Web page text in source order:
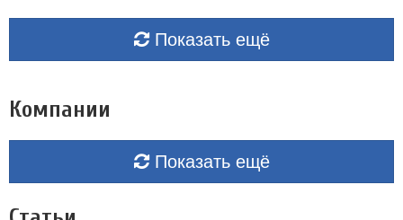
Показать ещё
Компании
Показать ещё